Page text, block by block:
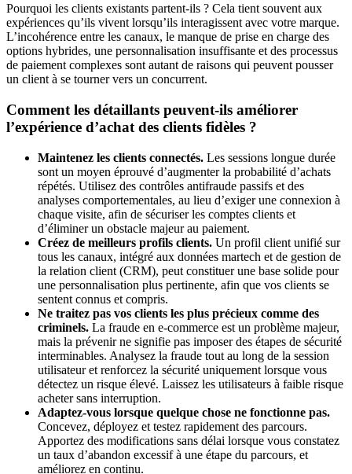
Pourquoi les clients existants partent-ils ? Cela tient souvent aux
expériences qu’ils vivent lorsqu’ils interagissent avec votre marque.
L’incohérence entre les canaux, le manque de prise en charge des
options hybrides, une personnalisation insuffisante et des processus
de paiement complexes sont autant de raisons qui peuvent pousser
un client à se tourner vers un concurrent.
Comment les détaillants peuvent-ils améliorer
l’expérience d’achat des clients fidèles ?
Maintenez les clients connectés. Les sessions longue durée
sont un moyen éprouvé d’augmenter la probabilité d’achats
répétés. Utilisez des contrôles antifraude passifs et des
analyses comportementales, au lieu d’exiger une connexion à
chaque visite, afin de sécuriser les comptes clients et
d’éliminer un obstacle majeur au paiement.
Créez de meilleurs profils clients. Un profil client unifié sur
tous les canaux, intégré aux données martech et de gestion de
la relation client (CRM), peut constituer une base solide pour
une personnalisation plus pertinente, afin que vos clients se
sentent connus et compris.
Ne traitez pas vos clients les plus précieux comme des
criminels. La fraude en e-commerce est un problème majeur,
mais la prévenir ne signifie pas imposer des étapes de sécurité
interminables. Analysez la fraude tout au long de la session
utilisateur et renforcez la sécurité uniquement lorsque vous
détectez un risque élevé. Laissez les utilisateurs à faible risque
acheter sans interruption.
Adaptez-vous lorsque quelque chose ne fonctionne pas.
Concevez, déployez et testez rapidement des parcours.
Apportez des modifications sans délai lorsque vous constatez
un taux d’abandon excessif à une étape du parcours, et
améliorez en continu.